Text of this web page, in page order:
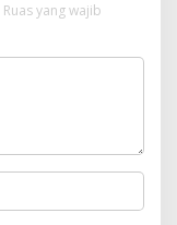
Ruas yang wajib